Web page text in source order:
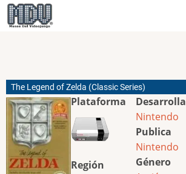
Pasar
al
The Legend of Zelda (Classic Series)
Plataforma
Región
Desarrolla
Nintendo
Publica
Nintendo
Género